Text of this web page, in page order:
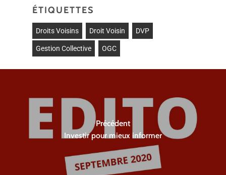
ÉTIQUETTES
Droits Voisins Droit Voisin DVP
Gestion Collective OGC
Précédent
Investir pour mieux informer